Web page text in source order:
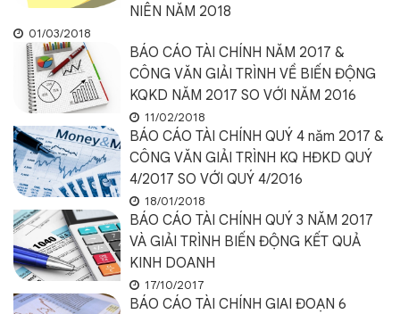
NIÊN NĂM 2018
01/03/2018
BÁO CÁO TÀI CHÍNH NĂM 2017 &
CÔNG VĂN GIẢI TRÌNH VỀ BIẾN ĐỘNG
KQKD NĂM 2017 SO VỚI NĂM 2016
11/02/2018
BÁO CÁO TÀI CHÍNH QUÝ 4 năm 2017 &
CÔNG VĂN GIẢI TRÌNH KQ HĐKD QUÝ
4/2017 SO VỚI QUÝ 4/2016
18/01/2018
BÁO CÁO TÀI CHÍNH QUÝ 3 NĂM 2017
VÀ GIẢI TRÌNH BIẾN ĐỘNG KẾT QUẢ
KINH DOANH
17/10/2017
BÁO CÁO TÀI CHÍNH GIAI ĐOẠN 6